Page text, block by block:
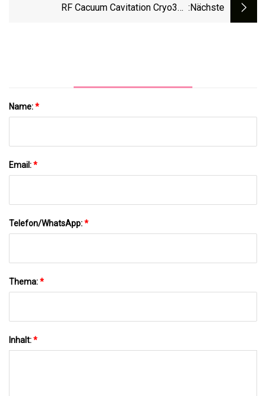
Pico ND YAG Pikosekundenlaser
RF Cacuum Cavitation Cryo360 :nächste
Name:*
Email:*
Telefon/WhatsApp:*
Thema:*
Inhalt:*